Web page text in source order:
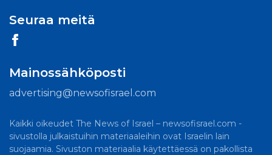
Seuraa meitä
Mainossähköposti
advertising@newsofisrael.com
Kaikki oikeudet The News of Israel – newsofisrael.com -
sivustolla julkaistuihin materiaaleihin ovat Israelin lain
suojaamia. Sivuston materiaalia käytettäessä on pakollista